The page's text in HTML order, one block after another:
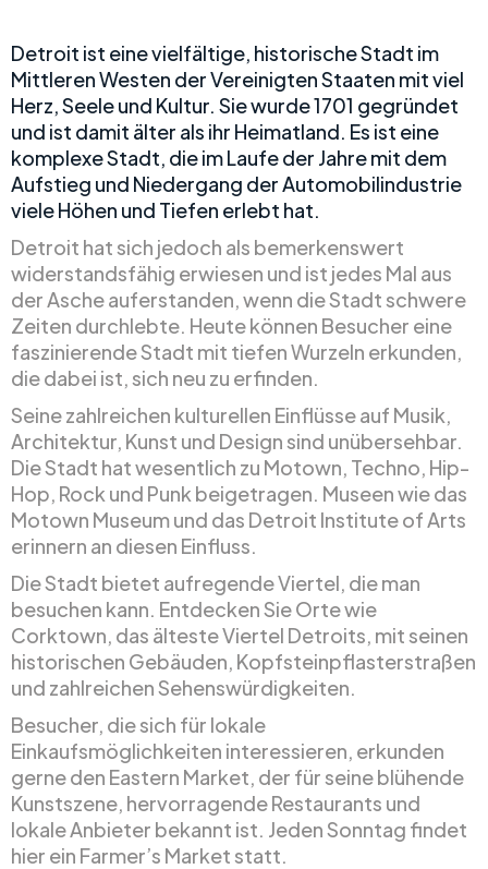
Detroit ist eine vielfältige, historische Stadt im
Mittleren Westen der Vereinigten Staaten mit viel
Herz, Seele und Kultur. Sie wurde 1701 gegründet
und ist damit älter als ihr Heimatland. Es ist eine
komplexe Stadt, die im Laufe der Jahre mit dem
Aufstieg und Niedergang der Automobilindustrie
viele Höhen und Tiefen erlebt hat.
Detroit hat sich jedoch als bemerkenswert
widerstandsfähig erwiesen und ist jedes Mal aus
der Asche auferstanden, wenn die Stadt schwere
Zeiten durchlebte. Heute können Besucher eine
faszinierende Stadt mit tiefen Wurzeln erkunden,
die dabei ist, sich neu zu erfinden.
Seine zahlreichen kulturellen Einflüsse auf Musik,
Architektur, Kunst und Design sind unübersehbar.
Die Stadt hat wesentlich zu Motown, Techno, Hip-
Hop, Rock und Punk beigetragen. Museen wie das
Motown Museum und das Detroit Institute of Arts
erinnern an diesen Einfluss.
Die Stadt bietet aufregende Viertel, die man
besuchen kann. Entdecken Sie Orte wie
Corktown, das älteste Viertel Detroits, mit seinen
historischen Gebäuden, Kopfsteinpflasterstraßen
und zahlreichen Sehenswürdigkeiten.
Besucher, die sich für lokale
Einkaufsmöglichkeiten interessieren, erkunden
gerne den Eastern Market, der für seine blühende
Kunstszene, hervorragende Restaurants und
lokale Anbieter bekannt ist. Jeden Sonntag findet
hier ein Farmer’s Market statt.